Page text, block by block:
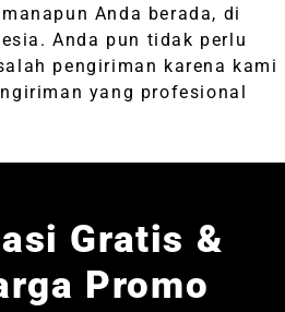
Anda berada, di
Anda pun tidak perlu
pengiriman karena kami
yang profesional
Gratis &
Promo